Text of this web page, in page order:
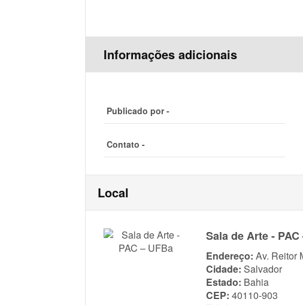
Informações adicionais
Publicado por -
Contato -
Local
Sala de Arte - PAC
Endereço: Av. Reitor
Cidade: Salvador
Estado: Bahia
CEP: 40110-903